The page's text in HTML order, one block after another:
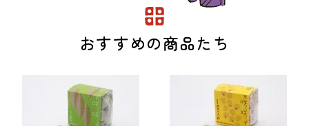
おすすめの商品たち